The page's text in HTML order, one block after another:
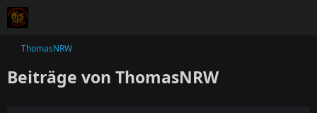
ThomasNRW
Beiträge von ThomasNRW